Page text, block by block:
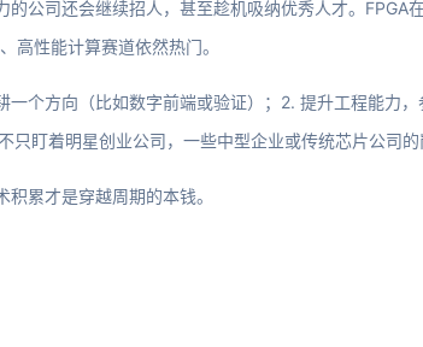
的公司还会继续招人，甚至趁机吸纳优秀人才。FPGA
高性能计算赛道依然热门。
一个方向（比如数字前端或验证）；2. 提升工程能力
只盯着明星创业公司，一些中型企业或传统芯片公司的
累才是穿越周期的本钱。